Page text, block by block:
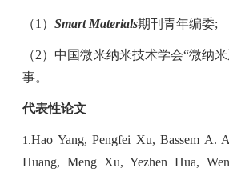
（1 ） Smart Materials期刊青年编委;
（2） 中国微米纳米技术学会“微纳
事。
代表性论文
1. Hao Yang, Pengfei Xu, Bassem A.
Huang, Meng Xu, Yezhen Hua,